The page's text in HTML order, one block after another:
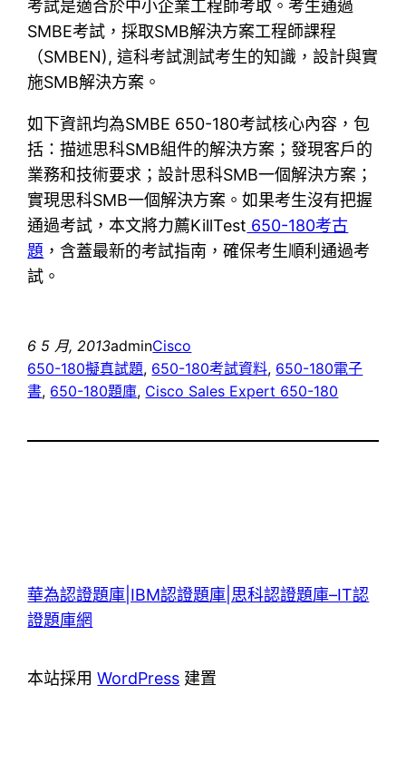
考試是適合於中小企業工程師考取。考生通過
SMBE考試，採取SMB解決方案工程師課程
（SMBEN), 這科考試測試考生的知識，設計與實
施SMB解決方案。
如下資訊均為SMBE 650-180考試核心內容，包
括：描述思科SMB組件的解決方案；發現客戶的
業務和技術要求；設計思科SMB一個解決方案；
實現思科SMB一個解決方案。如果考生沒有把握
通過考試，本文將力薦KillTest 650-180考古
題 ，含蓋最新的考試指南，確保考生順利通過考
試。
6 5 月, 2013adminCisco
650-180擬真試題, 650-180考試資料, 650-180電子
書, 650-180題庫, Cisco Sales Expert 650-180
華為認證題庫|IBM認證題庫|思科認證題庫–IT認
證題庫網
本站採用WordPress 建置